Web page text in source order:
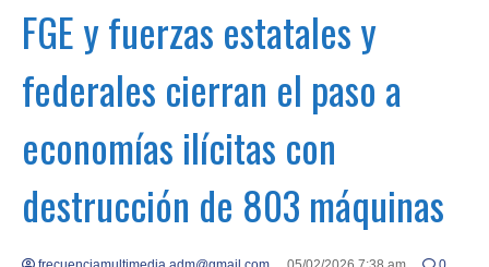
FGE y fuerzas estatales y
federales cierran el paso a
economías ilícitas con
destrucción de 803 máquinas